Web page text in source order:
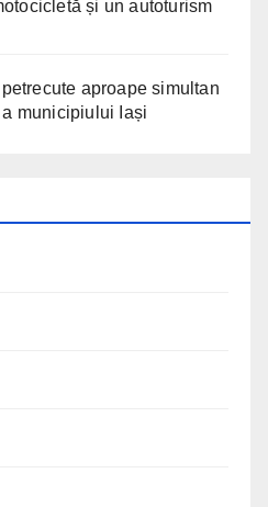
și un autoturism
aproape simultan
municipiului Iași